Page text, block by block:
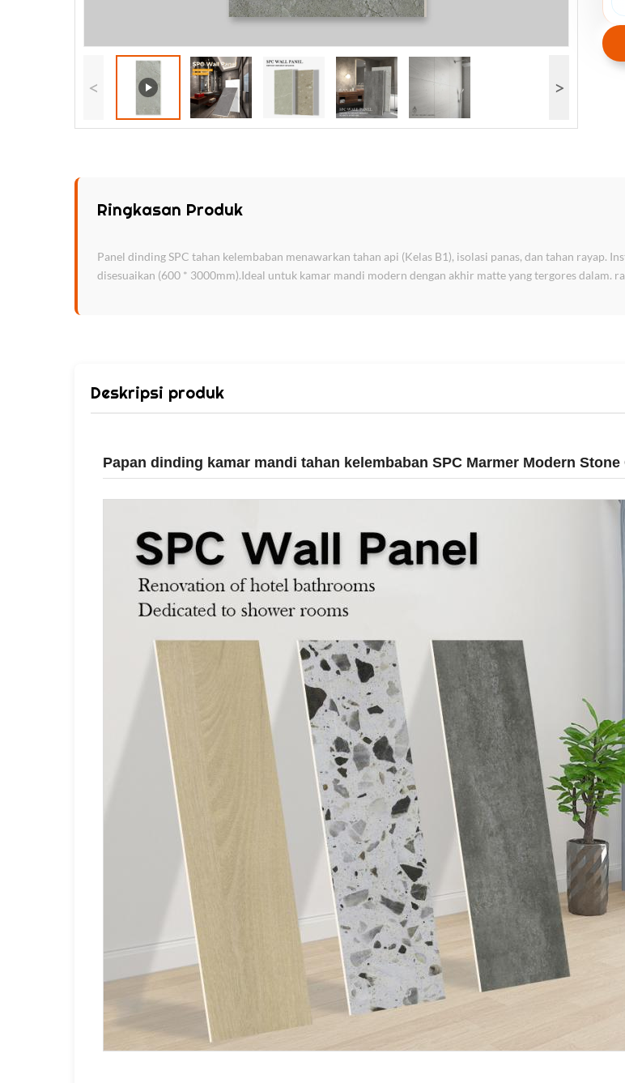
< >
Ringkasan Produk
Panel dinding SPC tahan kelembaban menawarkan tahan api (Kelas B1), isolasi panas, dan tahan rayap.
disesuaikan (600 * 3000mm).Ideal untuk kamar mandi modern dengan akhir matte yang tergores dalam.
Deskripsi produk
Papan dinding kamar mandi tahan kelembaban SPC Marmer Modern Stone